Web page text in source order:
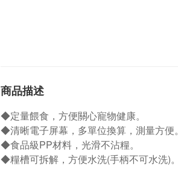
商品描述
◆定量餵食，方便關心寵物健康。
◆清晰電子屏幕，多單位換算，測量方便。
◆食品級PP材料，光滑不沾糧。
◆糧槽可拆解，方便水洗(手柄不可水洗)。